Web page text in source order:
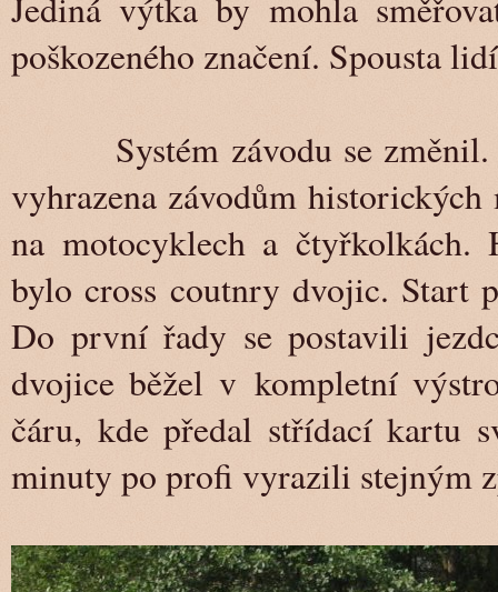
poškozeného značení. Spousta
Systém závodu se změnil.
vyhrazena závodům
na motocyklech a čtyřkolkách.
bylo cross coutnry dvojic. Start
Do první řady se postavili
dvojice běžel v kompletní
čáru, kde předal střídací kartu
minuty po profi vyrazili stejným